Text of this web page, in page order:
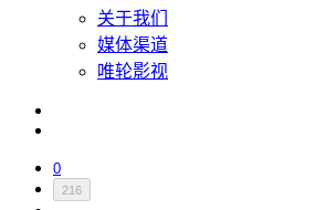
关于我们
媒体渠道
唯轮影视
0
216